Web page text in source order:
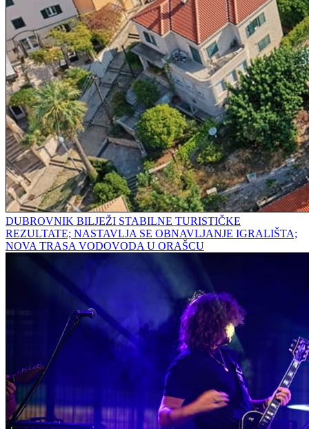
DUBROVNIK BILJEŽI STABILNE TURISTIČKE
REZULTATE; NASTAVLJA SE OBNAVLJANJE IGRALIŠTA;
NOVA TRASA VODOVODA U ORAŠCU